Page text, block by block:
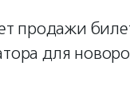
продажи
для